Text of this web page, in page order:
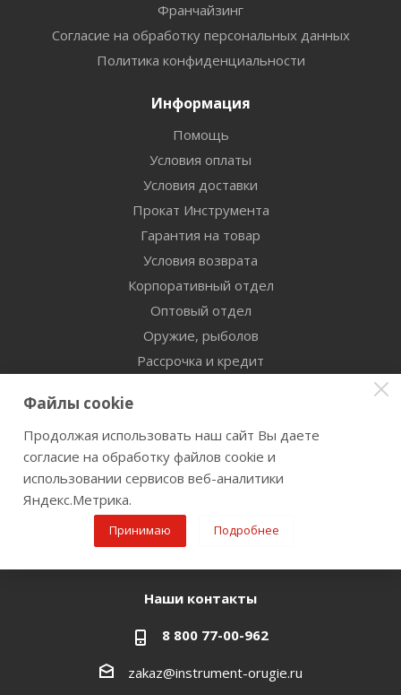
Франчайзинг
Согласие на обработку персональных данных
Политика конфиденциальности
Информация
Помощь
Условия оплаты
Условия доставки
Прокат Инструмента
Гарантия на товар
Условия возврата
Корпоративный отдел
Оптовый отдел
Оружие, рыболов
Рассрочка и кредит
Помощь
Бренды
Оставайтесь на связи
Наши контакты
8 800 77-00-962
zakaz@instrument-orugie.ru
Файлы cookie
Продолжая использовать наш сайт Вы даете
согласие на обработку файлов cookie и
использовании сервисов веб-аналитики
Яндекс.Метрика.
Принимаю Подробнее